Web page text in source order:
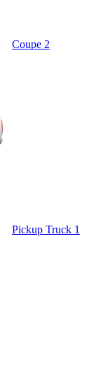
Coupe 2
Pickup Truck 1